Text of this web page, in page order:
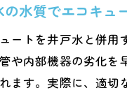
の水質でエコキュ
ートを井戸水と併用
や内部機器の劣化を
ます。実際に、適切